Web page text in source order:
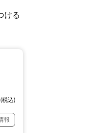
ける
(税込)
報